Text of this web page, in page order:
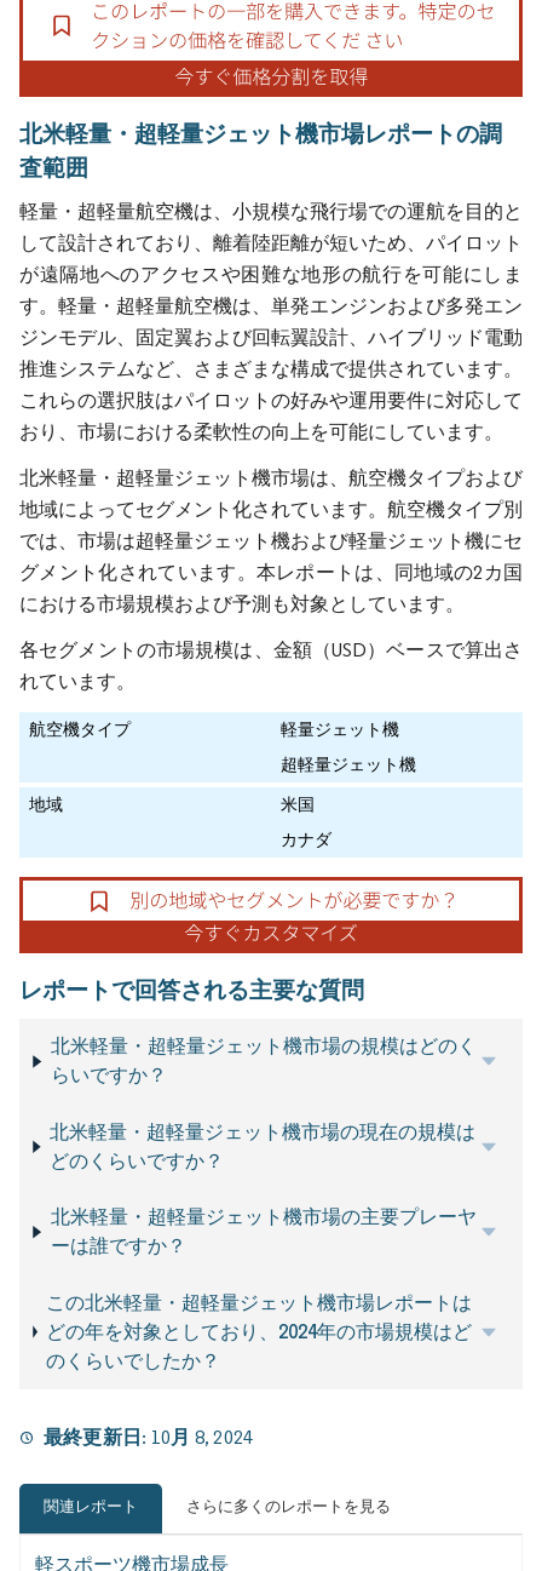
北米軽量・超軽量ジェット機市場レポートの調
査範囲
軽量・超軽量航空機は、小規模な飛行場での運航を目的と
して設計されており、離着陸距離が短いため、パイロット
が遠隔地へのアクセスや困難な地形の航行を可能にしま
す。軽量・超軽量航空機は、単発エンジンおよび多発エン
ジンモデル、固定翼および回転翼設計、ハイブリッド電動
推進システムなど、さまざまな構成で提供されています。
これらの選択肢はパイロットの好みや運用要件に対応して
おり、市場における柔軟性の向上を可能にしています。
北米軽量・超軽量ジェット機市場は、航空機タイプおよび
地域によってセグメント化されています。航空機タイプ別
では、市場は超軽量ジェット機および軽量ジェット機にセ
グメント化されています。本レポートは、同地域の2カ国
における市場規模および予測も対象としています。
各セグメントの市場規模は、金額（USD）ベースで算出さ
れています。
航空機タイプ
軽量ジェット機
超軽量ジェット機
地域
米国
カナダ
レポートで回答される主要な質問
北米軽量・超軽量ジェット機市場の規模はどのく
らいですか？
北米軽量・超軽量ジェット機市場の現在の規模は
どのくらいですか？
北米軽量・超軽量ジェット機市場の主要プレーヤ
ーは誰ですか？
この北米軽量・超軽量ジェット機市場レポートは
どの年を対象としており、2024年の市場規模はど
のくらいでしたか？
最終更新日: 10月 8, 2024
関連レポート さらに多くのレポートを見る
軽スポーツ機市場成長